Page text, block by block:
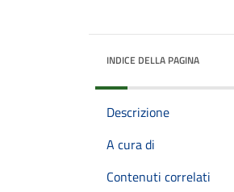
INDICE DELLA PAGINA
Descrizione
A cura di
Contenuti correlati